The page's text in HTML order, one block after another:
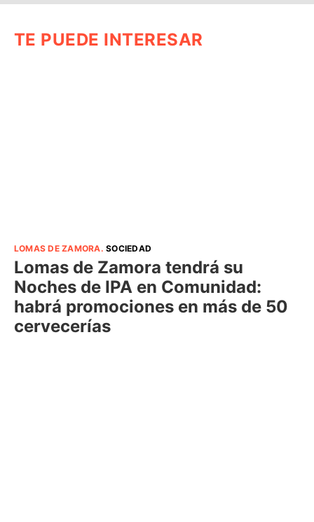
TE PUEDE INTERESAR
LOMAS DE ZAMORA.SOCIEDAD
Lomas de Zamora tendrá su
Noches de IPA en Comunidad:
habrá promociones en más de 50
cervecerías